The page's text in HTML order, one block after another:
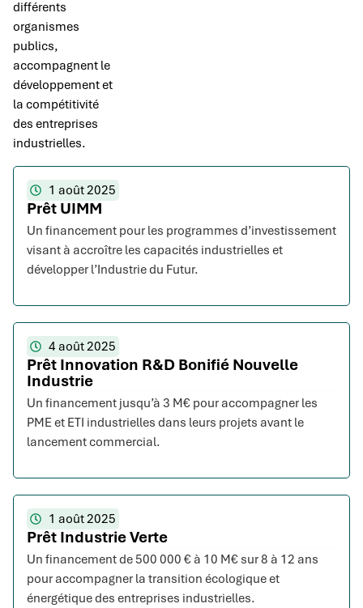
différents
organismes
publics,
accompagnent le
développement et
la compétitivité
des entreprises
industrielles.
1 août 2025
Prêt UIMM
Un financement pour les programmes d’investissement
visant à accroître les capacités industrielles et
développer l’Industrie du Futur.
4 août 2025
Prêt Innovation R&D Bonifié Nouvelle
Industrie
Un financement jusqu’à 3 M€ pour accompagner les
PME et ETI industrielles dans leurs projets avant le
lancement commercial.
1 août 2025
Prêt Industrie Verte
Un financement de 500 000 € à 10 M€ sur 8 à 12 ans
pour accompagner la transition écologique et
énergétique des entreprises industrielles.